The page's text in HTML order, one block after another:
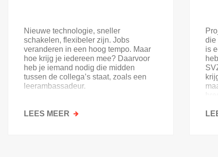
Nieuwe technologie, sneller
schakelen, flexibeler zijn. Jobs
veranderen in een hoog tempo. Maar
hoe krijg je iedereen mee? Daarvoor
heb je iemand nodig die midden
tussen de collega’s staat, zoals een
leerambassadeur.
LEES MEER OVER
die
is